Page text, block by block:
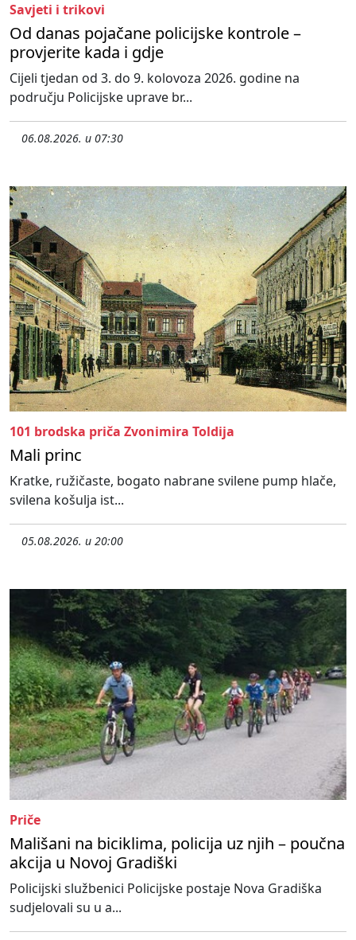
Savjeti i trikovi
Od danas pojačane policijske kontrole –
provjerite kada i gdje
Cijeli tjedan od 3. do 9. kolovoza 2026. godine na
području Policijske uprave br...
06.08.2026. u 07:30
101 brodska priča Zvonimira Toldija
Mali princ
Kratke, ružičaste, bogato nabrane svilene pump hlače,
svilena košulja ist...
05.08.2026. u 20:00
Priče
Mališani na biciklima, policija uz njih – poučna
akcija u Novoj Gradiški
Policijski službenici Policijske postaje Nova Gradiška
sudjelovali su u a...